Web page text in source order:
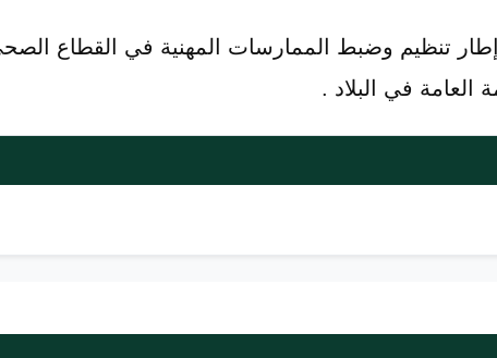
تنظيم وضبط الممارسات المهنية في القطاع
العامة في البلاد .